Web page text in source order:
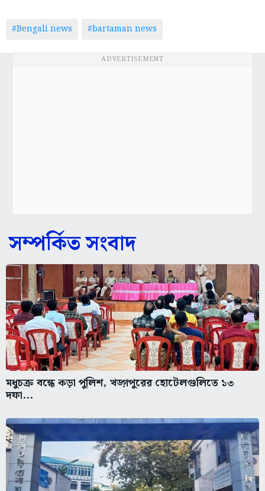
#Bengali news #bartaman news
ADVERTISEMENT
সম্পর্কিত সংবাদ
মধুচক্র বন্ধে কড়া পুলিশ, খড়্গপুরের হোটেলগুলিতে ১৩
দফা...